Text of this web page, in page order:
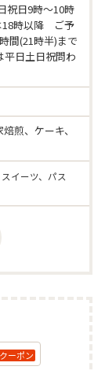
祝日9時〜10時
18時以降 ご予
間(21時半)まで
平日土日祝問わ
煎、ケーキ、
イーツ、パス
クーポン